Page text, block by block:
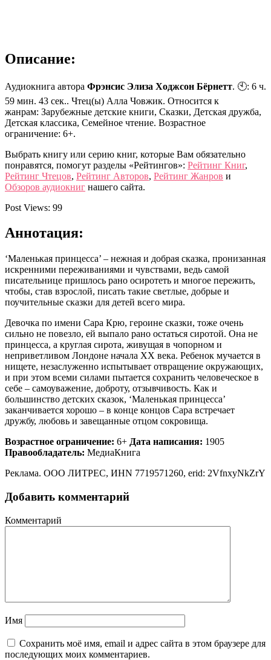
Описание:
Аудиокнига автора Фрэнсис Элиза Ходжсон Бёрнетт. 🕙: 6 ч.
59 мин. 43 сек.. Чтец(ы) Алла Човжик. Относится к
жанрам: Зарубежные детские книги, Сказки, Детская дружба,
Детская классика, Семейное чтение. Возрастное
ограничение: 6+.
Выбрать книгу или серию книг, которые Вам обязательно
понравятся, помогут разделы «Рейтингов»: Рейтинг Книг,
Рейтинг Чтецов, Рейтинг Авторов, Рейтинг Жанров и
Обзоров аудиокниг нашего сайта.
Post Views: 99
Аннотация:
‘Маленькая принцесса’ – нежная и добрая сказка, пронизанная
искренними переживаниями и чувствами, ведь самой
писательнице пришлось рано осиротеть и многое пережить,
чтобы, став взрослой, писать такие светлые, добрые и
поучительные сказки для детей всего мира.
Девочка по имени Сара Крю, героине сказки, тоже очень
сильно не повезло, ей выпало рано остаться сиротой. Она не
принцесса, а круглая сирота, живущая в чопорном и
неприветливом Лондоне начала XX века. Ребенок мучается в
нищете, незаслуженно испытывает отвращение окружающих,
и при этом всеми силами пытается сохранить человеческое в
себе – самоуважение, доброту, отзывчивость. Как и
большинство детских сказок, ‘Маленькая принцесса’
заканчивается хорошо – в конце концов Сара встречает
дружбу, любовь и завещанные отцом сокровища.
Возрастное ограничение: 6+ Дата написания: 1905
Правообладатель: МедиаКнига
Реклама. ООО ЛИТРЕС, ИНN 7719571260, erid: 2VfnxyNkZrY
Добавить комментарий
Комментарий
Имя
Сохранить моё имя, email и адрес сайта в этом браузере для
последующих моих комментариев.